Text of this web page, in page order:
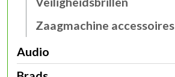
Zaagmachine accessoires
Audio